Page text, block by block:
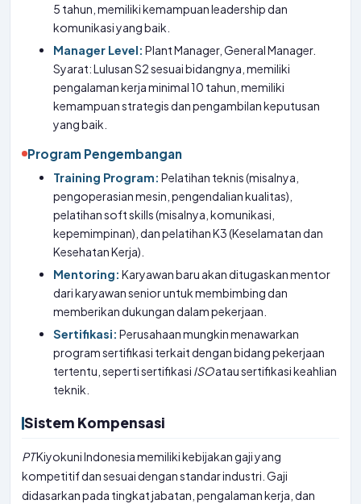
5 tahun, memiliki kemampuan leadership dan
komunikasi yang baik.
Manager Level: Plant Manager, General Manager.
Syarat: Lulusan S2 sesuai bidangnya, memiliki
pengalaman kerja minimal 10 tahun, memiliki
kemampuan strategis dan pengambilan keputusan
yang baik.
Program Pengembangan
Training Program: Pelatihan teknis (misalnya,
pengoperasian mesin, pengendalian kualitas),
pelatihan soft skills (misalnya, komunikasi,
kepemimpinan), dan pelatihan K3 (Keselamatan dan
Kesehatan Kerja).
Mentoring: Karyawan baru akan ditugaskan mentor
dari karyawan senior untuk membimbing dan
memberikan dukungan dalam pekerjaan.
Sertifikasi: Perusahaan mungkin menawarkan
program sertifikasi terkait dengan bidang pekerjaan
tertentu, seperti sertifikasi ISOatau sertifikasi keahlian
teknik.
Sistem Kompensasi
PTKiyokuni Indonesia memiliki kebijakan gaji yang
kompetitif dan sesuai dengan standar industri. Gaji
didasarkan pada tingkat jabatan, pengalaman kerja, dan